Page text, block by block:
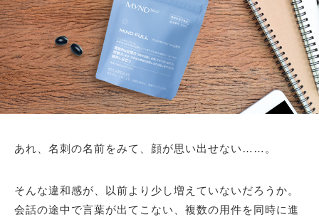
あれ、名刺の名前をみて、顔が思い出せない……。
そんな違和感が、以前より少し増えていないだろうか。
会話の途中で言葉が出てこない、複数の用件を同時に進